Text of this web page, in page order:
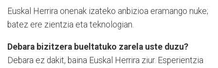
Euskal Herrira onenak izateko anbizioa eramango nuke;
batez ere zientzia eta teknologian.
Debara bizitzera bueltatuko zarela uste duzu?
Debara ez dakit, baina Euskal Herrira ziur. Esperientzia